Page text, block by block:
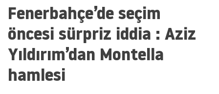
Amasya
Fenerbahçe’de seçim
öncesi sürpriz iddia : Aziz
Yıldırım’dan Montella
hamlesi